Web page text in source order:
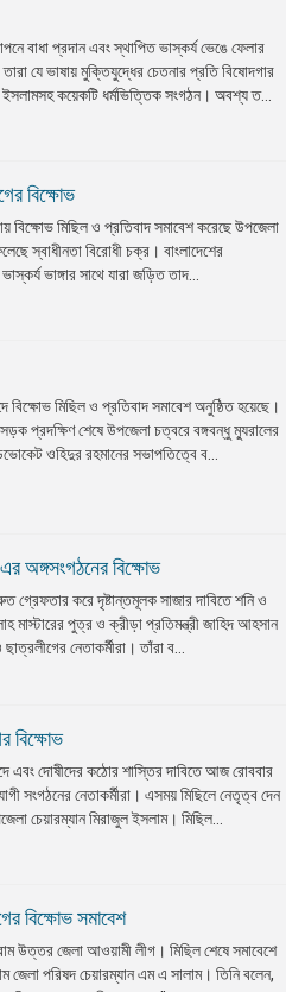
বাধা প্রদান এবং স্থাপিত ভাস্কর্য ভেঙে ফেলার
যে ভাষায় মুক্তিযুদ্ধের চেতনার প্রতি বিষোদগার
কয়েকটি ধর্মভিত্তিক সংগঠন। অবশ্য ত...
বিক্ষোভ
বিক্ষোভ মিছিল ও প্রতিবাদ সমাবেশ করেছে উপজেলা
স্বাধীনতা বিরোধী চক্র। বাংলাদেশের
ভাঙ্গার সাথে যারা জড়িত তাদ...
বিক্ষোভ মিছিল ও প্রতিবাদ সমাবেশ অনুষ্ঠিত হয়েছে।
প্রদক্ষিণ শেষে উপজেলা চত্বরে বঙ্গবন্ধু ম্যুরালের
ওহিদুর রহমানের সভাপতিত্বে ব...
অঙ্গসংগঠনের বিক্ষোভ
গ্রেফতার করে দৃষ্টান্তমূলক সাজার দাবিতে শনি ও
মাস্টারের পুত্র ও ক্রীড়া প্রতিমন্ত্রী জাহিদ আহসান
নেতাকর্মীরা। তাঁরা ব...
বিক্ষোভ
এবং দোষীদের কঠোর শাস্তির দাবিতে আজ রোববার
সংগঠনের নেতাকর্মীরা। এসময় মিছিলে নেতৃত্ব দেন
চেয়ারম্যান মিরাজুল ইসলাম। মিছিল...
বিক্ষোভ সমাবেশ
উত্তর জেলা আওয়ামী লীগ। মিছিল শেষে সমাবেশে
পরিষদ চেয়ারম্যান এম এ সালাম। তিনি বলেন,